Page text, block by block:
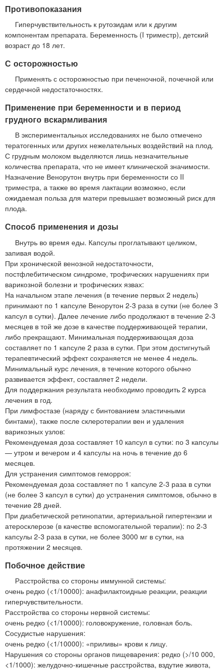
Противопоказания
Гиперчувствительность к рутозидам или к другим
компонентам препарата. Беременность (I триместр), детский
возраст до 18 лет.
С осторожностью
Применять с осторожностью при печеночной, почечной или
сердечной недостаточностях.
Применение при беременности и в период
грудного вскармливания
В экспериментальных исследованиях не было отмечено
тератогенных или других нежелательных воздействий на плод.
С грудным молоком выделяются лишь незначительные
количества препарата, что не имеет клинической значимости.
Назначение Венорутон внутрь при беременности со II
триместра, а также во время лактации возможно, если
ожидаемая польза для матери превышает возможный риск для
плода.
Способ применения и дозы
Внутрь во время еды. Капсулы проглатывают целиком,
запивая водой.
При хронической венозной недостаточности,
постфлебитическом синдроме, трофических нарушениях при
варикозной болезни и трофических язвах:
На начальном этапе лечения (в течение первых 2 недель)
принимают по 1 капсуле Венорутон 2-3 раза в сутки (не более 3
капсул в сутки). Далее лечение либо продолжают в течение 2-3
месяцев в той же дозе в качестве поддерживающей терапии,
либо прекращают. Минимальная поддерживающая доза
составляет по 1 капсуле 2 раза в сутки. При этом достигнутый
терапевтический эффект сохраняется не менее 4 недель.
Минимальный курс лечения, в течение которого обычно
развивается эффект, составляет 2 недели.
Для поддержания результата необходимо проводить 2 курса
лечения в год.
При лимфостазе (наряду с бинтованием эластичными
бинтами), также после склеротерапии вен и удаления
варикозных узлов:
Рекомендуемая доза составляет 10 капсул в сутки: по 3 капсулы
— утром и вечером и 4 капсулы на ночь в течение до 6
месяцев.
Для устранения симптомов геморроя:
Рекомендуемая доза составляет по 1 капсуле 2-3 раза в сутки
(не более 3 капсул в сутки) до устранения симптомов, обычно в
течение 28 дней.
При диабетической ретинопатии, артериальной гипертензии и
атеросклерозе (в качестве вспомогательной терапии): по 2-3
капсулы 2-3 раза в сутки, не более 3000 мг в сутки, на
протяжении 2 месяцев.
Побочное действие
Расстройства со стороны иммунной системы:
очень редко (<1/10000): анафилактоидные реакции, реакции
гиперчувствительности.
Расстройства со стороны нервной системы:
очень редко (<1/10000): головокружение, головная боль.
Сосудистые нарушения:
очень редко (<1/10000): «приливы» крови к лицу.
Нарушения со стороны органов пищеварения: редко (>/10 000,
<1/1000): желудочно-кишечные расстройства, вздутие живота,